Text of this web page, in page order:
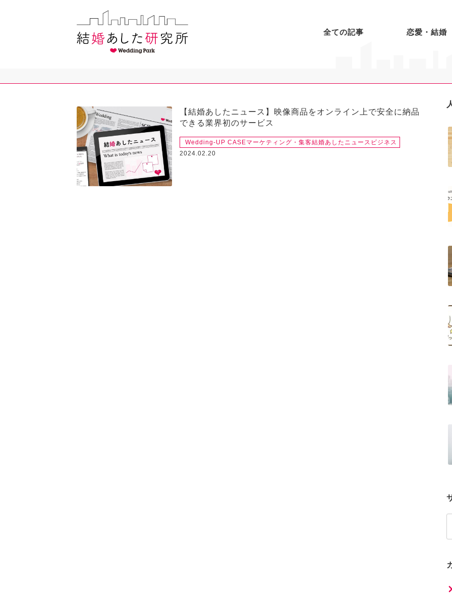
全ての記事 恋愛・結婚
【結婚あしたニュース】映像商品をオンライン上で安全に納品
できる業界初のサービス
Wedding-UP CASEマーケティング・集客結婚あしたニュース ビジネス
2024.02.20